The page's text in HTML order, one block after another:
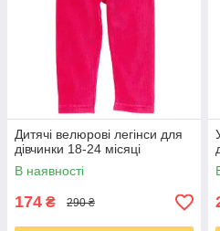
Дитячі велюрові легінси для
дівчинки 18-24 місяці
В наявності
174 ₴ 290 ₴